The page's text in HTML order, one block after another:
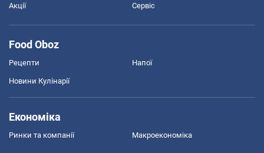
Акції Сервіс
Food Oboz
Рецепти Напої
Новини Кулінарії
Економіка
Ринки та компанії Макроекономіка